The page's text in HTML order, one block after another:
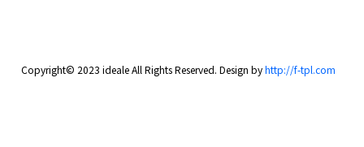
Copyright© 2023 ideale All Rights Reserved. Design byhttp://f-tpl.com